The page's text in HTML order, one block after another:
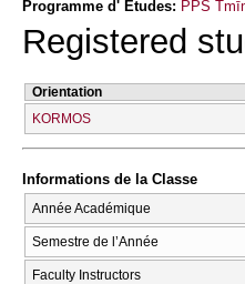
Programme d' Études: PPS
Registered
Orientation
KORMOS
Informations de la Classe
Année Académique
Semestre de l’Année
Faculty Instructors